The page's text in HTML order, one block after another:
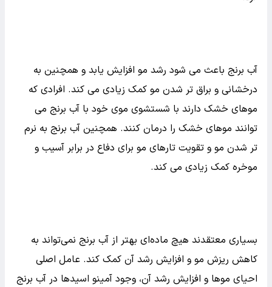
آب برنج باعث می شود رشد مو افزایش یابد و همچنین به
درخشانی و براق تر شدن مو کمک زیادی می کند. افرادی که
موهای خشک دارند با شستشوی موی خود با آب برنج می
توانند موهای خشک را درمان کنند. همچنین آب برنج به نرم
تر شدن مو و تقویت تارهای مو برای دفاع در برابر آسیب و
موخره کمک زیادی می کند.
بسیاری معتقدند هیچ ماده‌ای بهتر از آب برنج نمی‌تواند به
کاهش ریزش مو و افزایش رشد آن کمک کند. عامل اصلی
احیای ‌موها و افزایش رشد آن‌، وجود آمینو اسیدها در آب برنج